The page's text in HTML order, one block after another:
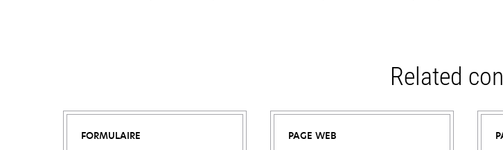
Related
FORMULAIRE PAGE WEB